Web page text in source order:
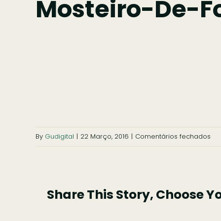
Mosteiro-De-
By Gudigital | 22 Março, 2016 | Comentários fechados
Share This Story, Choose